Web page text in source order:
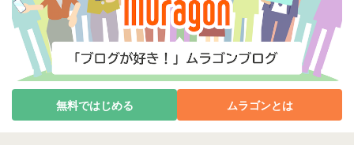
無料ではじめる ムラゴンとは